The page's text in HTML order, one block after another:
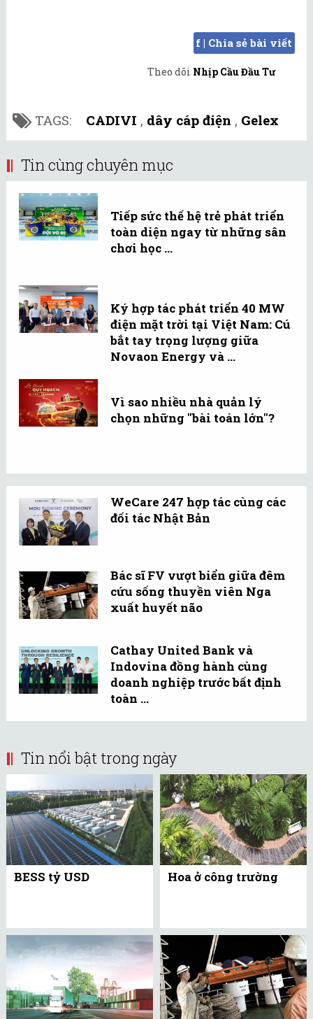
f | Chia sẻ bài viết
Theo dõi Nhịp Cầu Đầu Tư
TAGS: CADIVI , dây cáp điện , Gelex
Tin cùng chuyên mục
Tiếp sức thế hệ trẻ phát triển
toàn diện ngay từ những sân
chơi học ...
Ký hợp tác phát triển 40 MW
điện mặt trời tại Việt Nam: Cú
bắt tay trọng lượng giữa
Novaon Energy và ...
Vì sao nhiều nhà quản lý
chọn những "bài toán lớn"?
WeCare 247 hợp tác cùng các
đối tác Nhật Bản
Bác sĩ FV vượt biển giữa đêm
cứu sống thuyền viên Nga
xuất huyết não
Cathay United Bank và
Indovina đồng hành cùng
doanh nghiệp trước bất định
toàn ...
Tin nổi bật trong ngày
BESS tỷ USD Hoa ở công trường